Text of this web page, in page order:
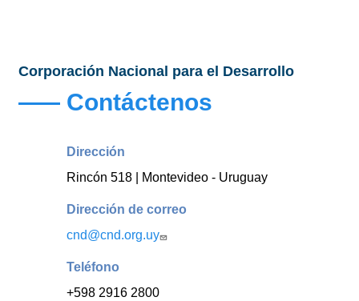
Corporación Nacional para el Desarrollo
Contáctenos
Dirección
Rincón 518 | Montevideo - Uruguay
Dirección de correo
cnd@cnd.org.uy
Teléfono
+598 2916 2800